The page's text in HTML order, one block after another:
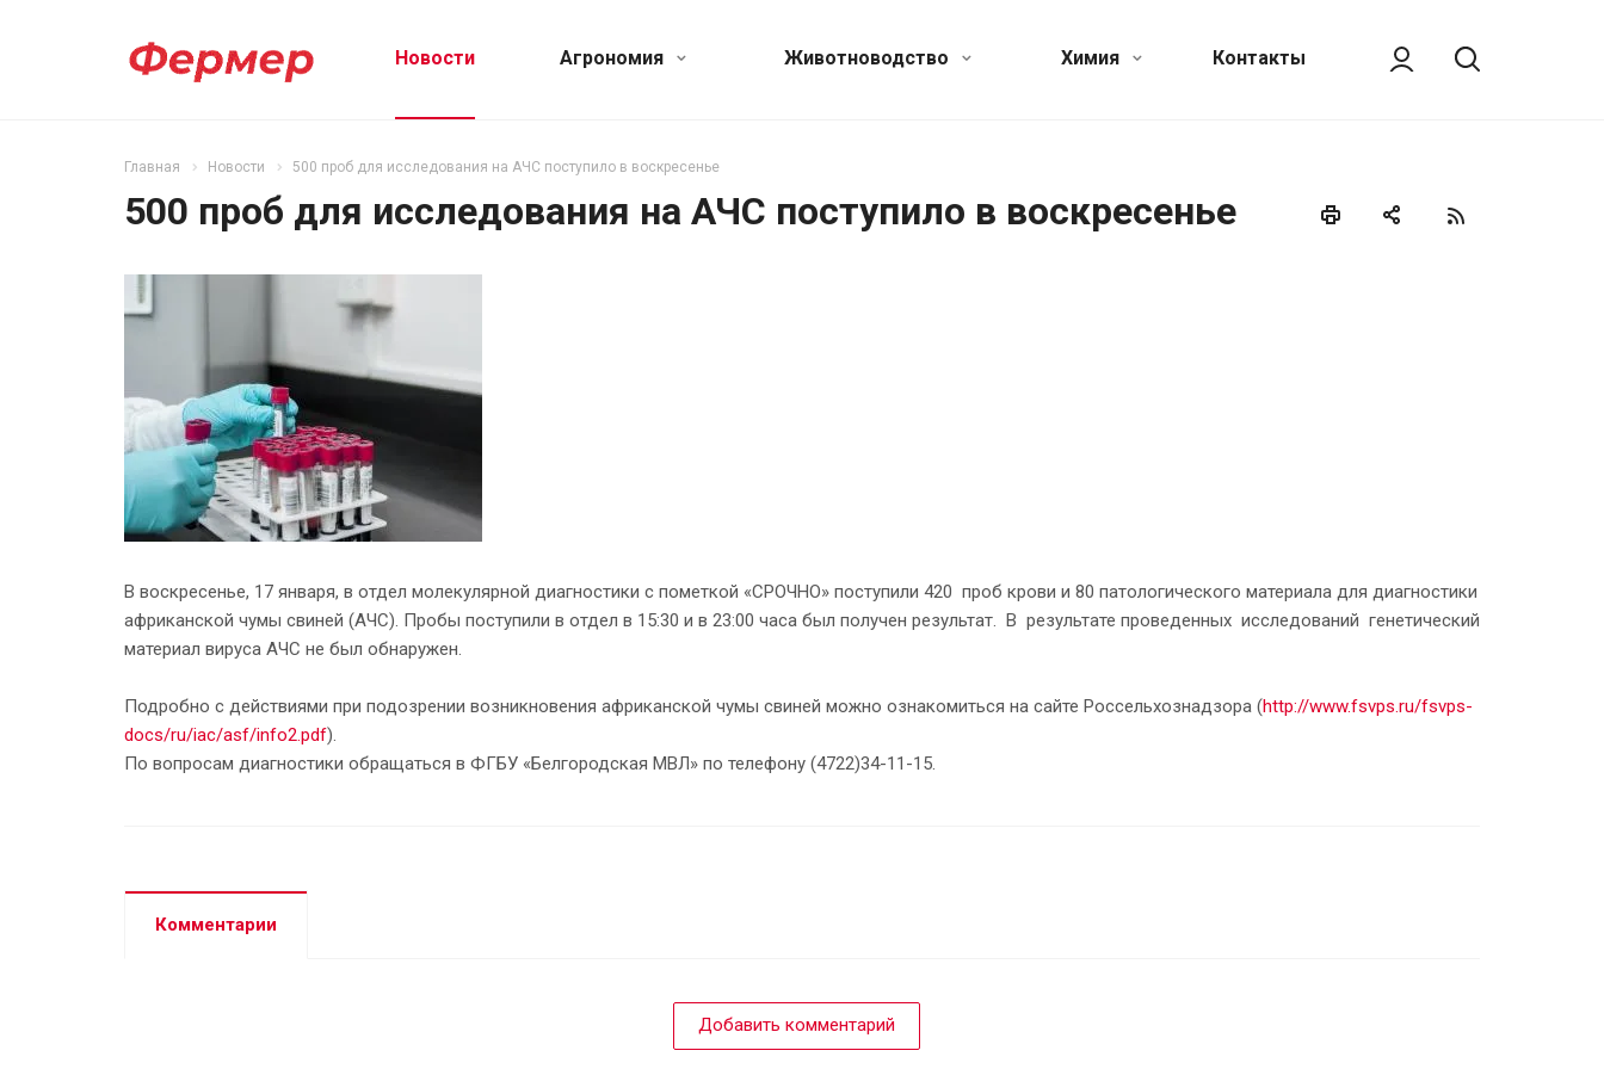
Новости Агрономия Животноводство Химия Контакты
Главная Новости 500 проб для исследования на АЧС поступило в воскресенье
500 проб для исследования на АЧС поступило в воскресенье
В воскресенье, 17 января, в отдел молекулярной диагностики с пометкой «СРОЧНО» поступили 420 проб крови и 80 патологического материала для диагностики
африканской чумы свиней (АЧС). Пробы поступили в отдел в 15:30 и в 23:00 часа был получен результат. В результате проведенных исследований генетический
материал вируса АЧС не был обнаружен.
Подробно с действиями при подозрении возникновения африканской чумы свиней можно ознакомиться на сайте Россельхознадзора (http://www.fsvps.ru/fsvps-
docs/ru/iac/asf/info2.pdf).
По вопросам диагностики обращаться в ФГБУ «Белгородская МВЛ» по телефону (4722)34-11-15.
Комментарии
Добавить комментарий